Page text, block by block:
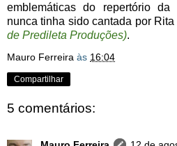
emblemáticas do repertório da
nunca tinha sido cantada por Rita
de Predileta Produções).
Mauro Ferreira às 16:04
Compartilhar
5 comentários: